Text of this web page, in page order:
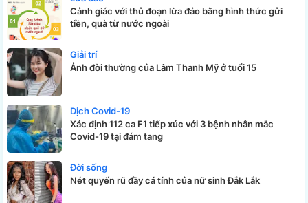
Cảnh giác với thủ đoạn lừa đảo bằng hình thức gửi
tiền, quà từ nước ngoài
Giải trí
Ảnh đời thường của Lâm Thanh Mỹ ở tuổi 15
Dịch Covid-19
Xác định 112 ca F1 tiếp xúc với 3 bệnh nhân mắc
Covid-19 tại đám tang
Đời sống
Nét quyến rũ đầy cá tính của nữ sinh Đắk Lắk